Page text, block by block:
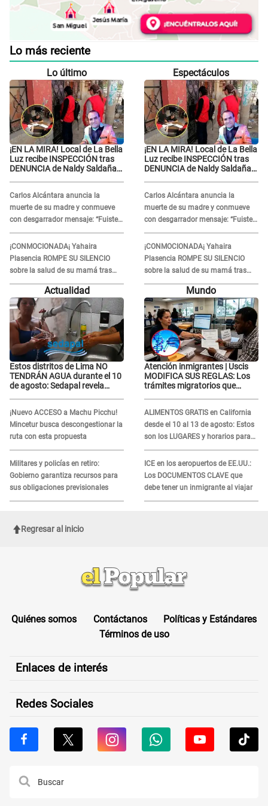
Lo más reciente
Lo último
¡EN LA MIRA! Local de La Bella
Luz recibe INSPECCIÓN tras
DENUNCIA de Naldy Saldaña
Carlos Alcántara anuncia la
muerte de su madre y conmueve
con desgarrador mensaje: “Fuiste
una gran mujer”
¡CONMOCIONADA¡ Yahaira
Plasencia ROMPE SU SILENCIO
sobre la salud de su mamá tras
APARECER en centro oncológico:
“La oración tiene poder”
Espectáculos
¡EN LA MIRA! Local de La Bella
Luz recibe INSPECCIÓN tras
DENUNCIA de Naldy Saldaña
Carlos Alcántara anuncia la
muerte de su madre y conmueve
con desgarrador mensaje: “Fuiste
una gran mujer”
¡CONMOCIONADA¡ Yahaira
Plasencia ROMPE SU SILENCIO
sobre la salud de su mamá tras
APARECER en centro oncológico:
“La oración tiene poder”
Actualidad
Estos distritos de Lima NO
TENDRÁN AGUA durante el 10
de agosto: Sedapal revela
¡Nuevo ACCESO a Machu Picchu!
Mincetur busca descongestionar la
ruta con esta propuesta
Militares y policías en retiro:
Gobierno garantiza recursos para
sus obligaciones previsionales
Mundo
Atención inmigrantes | Uscis
MODIFICA SUS REGLAS: Los
trámites migratorios que
ALIMENTOS GRATIS en California
desde el 10 al 13 de agosto: Estos
son los LUGARES y horarios para
recibir la ayuda
ICE en los aeropuertos de EE.UU.:
Los DOCUMENTOS CLAVE que
debe tener un inmigrante al viajar
Regresar al inicio
Quiénes somos Contáctanos
Políticas y Estándares
Términos de uso
Enlaces de interés
Redes Sociales